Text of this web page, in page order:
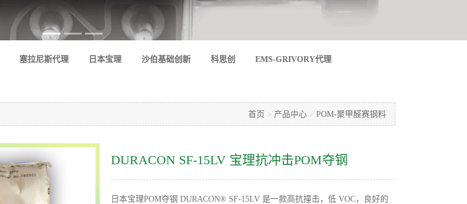
塞拉尼斯代理 日本宝理 沙伯基础创新 科思创 EMS-GRIVORY代理
首页 > 产品中心 > POM-聚甲醛赛钢料
DURACON SF-15LV 宝理抗冲击POM夺钢
日本宝理POM夺钢 DURACON® SF-15LV 是一款高抗撞击，低 VOC，良好的